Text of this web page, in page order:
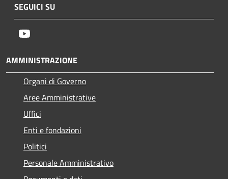
SEGUICI SU
AMMINISTRAZIONE
Organi di Governo
Aree Amministrative
Uffici
Enti e fondazioni
Politici
Personale Amministrativo